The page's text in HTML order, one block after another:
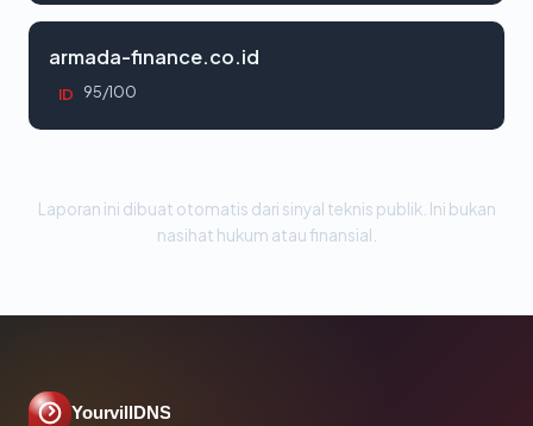
armada-finance.co.id
ID 95/100
Laporan ini dibuat otomatis dari sinyal teknis publik. Ini bukan
nasihat hukum atau finansial.
YourvillDNS